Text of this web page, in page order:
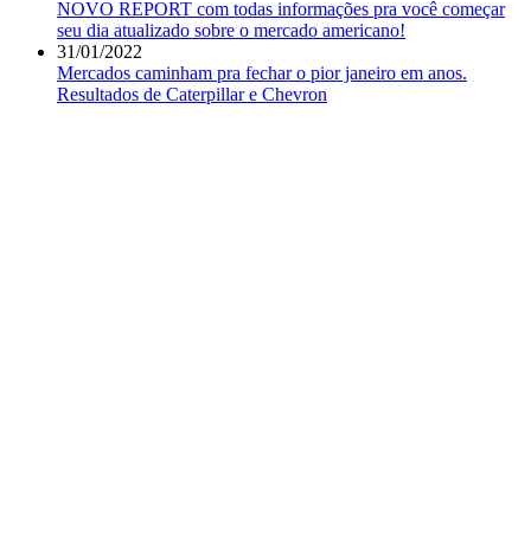
NOVO REPORT com todas informações pra você começar
seu dia atualizado sobre o mercado americano!
31/01/2022
Mercados caminham pra fechar o pior janeiro em anos.
Resultados de Caterpillar e Chevron